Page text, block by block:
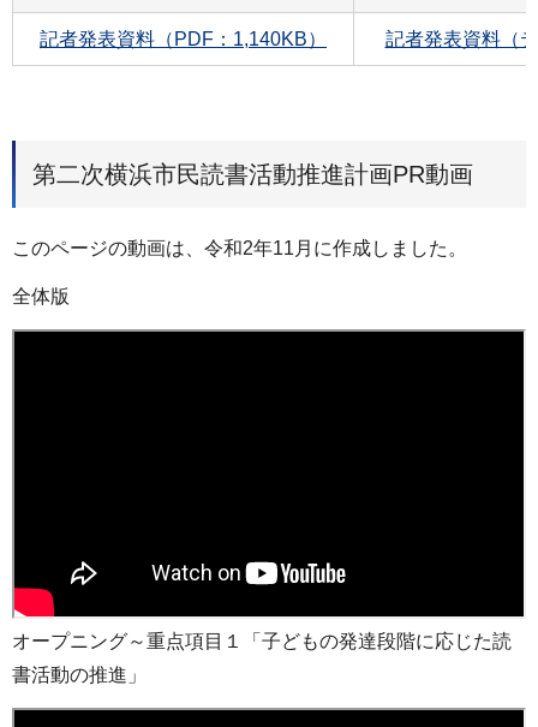
記者発表資料（PDF：1,140KB） 記者発表資料（
第二次横浜市民読書活動推進計画PR動画
このページの動画は、令和2年11月に作成しました。
全体版
オープニング～重点項目１「子どもの発達段階に応じた読
書活動の推進」